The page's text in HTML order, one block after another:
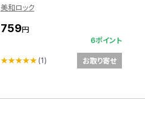
美和ロック
759円
6ポイント
★★★★★ (1) お取り寄せ